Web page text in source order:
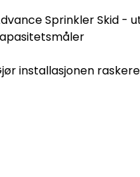
Sprinkler Skid -
installasjonen